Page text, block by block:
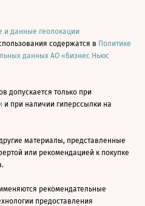
и данные геолокации
содержатся в Политике
данных АО «Бизнес Ньюс
допускается только при
и при наличии гиперссылки на
материалы, представленные
или рекомендацией к покупке
рекомендательные
предоставления